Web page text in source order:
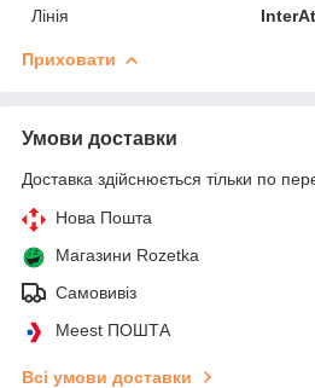
Лінія
Приховати
Умови доставки
Доставка здійснюється тільки по
Нова Пошта
Магазини Rozetka
Самовивіз
Meest ПОШТА
Всі умови доставки